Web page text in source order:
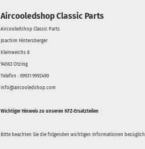
Aircooledshop Classic Parts
Aircooledshop Classic Parts
Joachim Hintersberger
Kleinweichs 8
94563 Otzing
Telefon : 09931 9992490
info@aircooledshop.com
Wichtiger Hinweis zu unseren KFZ-Ersatzteilen
Bitte beachten Sie die folgenden wichtigen Informationen bezüglich